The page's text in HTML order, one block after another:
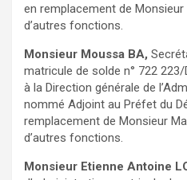
en remplacement de Monsieur
d’autres fonctions.
Monsieur Moussa BA,
matricule de solde n° 722
à la Direction générale de
nommé Adjoint au Préfet du
remplacement de Monsieur
d’autres fonctions.
Monsieur Etienne Antoine